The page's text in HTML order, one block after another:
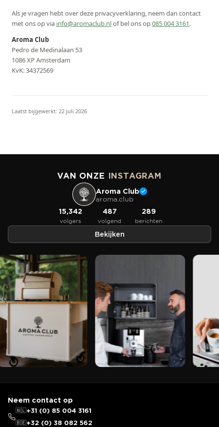
Als je vragen hebt over deze privacyverklaring, neem dan contact
met ons op via info@aromaclub.nlof bel ons op085 004 3161.
Aroma Club
Pedro de Medinalaan 53
1086 XP Amsterdam
KvK: 34372569
Laatst bijgewerkt: 22 juli 2026
VAN ONZE INSTAGRAM
Aroma Club
aroma.club
15,342
volgers
487
volgend
289
berichten
Bekijken
Neem contact op
🇳🇱+31 (0) 85 004 3161
🇧🇪+32 (0) 38 082 562